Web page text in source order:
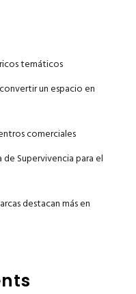
temáticos
un espacio en
comerciales
Supervivencia para el
destacan más en